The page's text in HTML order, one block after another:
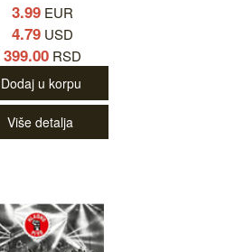
3.99 EUR
4.79 USD
399.00 RSD
Dodaj u korpu
Više detalja